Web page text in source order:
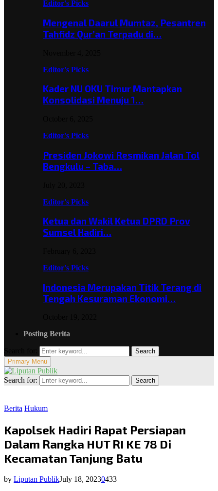
Editor's Picks
Mengenal Daarul Mumtaz, Pesantren
Tahfidz Qur’an Terpadu di…
Editor's Picks
Kader NU OKU Timur Mantapkan
Konsolidasi Menuju 1…
Editor's Picks
Presiden Jokowi Resmikan Jalan Tol
Bengkulu – Taba…
Editor's Picks
Ketua dan Wakil Ketua DPRD Prov
Sumsel Hadiri…
Editor's Picks
Indonesia Merupakan Titik Terang di
Tengah Kesuraman Ekonomi…
Posting Berita
Search
Primary Menu
Search for: Search
Berita Hukum
Kapolsek Hadiri Rapat Persiapan
Dalam Rangka HUT RI KE 78 Di
Kecamatan Tanjung Batu
by Liputan PublikJuly 18, 20230433